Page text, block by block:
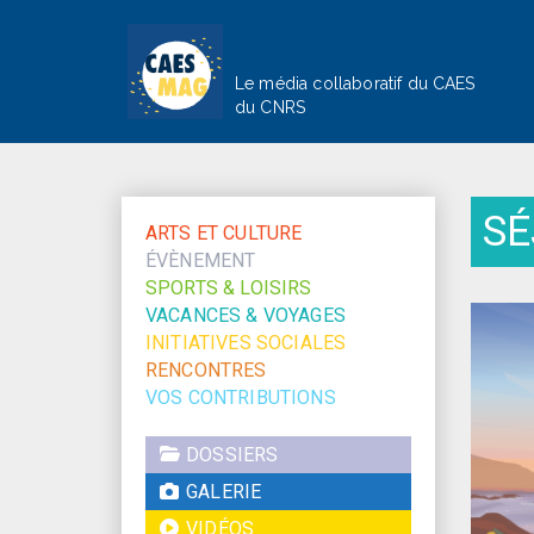
Le média collaboratif du CAES
du CNRS
ARTS ET CULTURE
ÉVÈNEMENT
SPORTS & LOISIRS
VACANCES & VOYAGES
INITIATIVES SOCIALES
RENCONTRES
VOS CONTRIBUTIONS
DOSSIERS
GALERIE
VIDÉOS